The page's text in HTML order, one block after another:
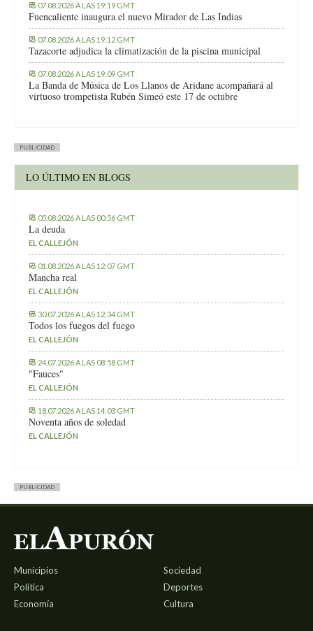
07.08.2026 A LAS 19:19 GMT
Fuencaliente inaugura el nuevo Mirador de Las Indias
07.08.2026 A LAS 19:12 GMT
Tazacorte adjudica la climatización de la piscina municipal
07.08.2026 A LAS 19:09 GMT
La Banda de Música de Los Llanos de Aridane acompañará al
virtuoso trompetista Rubén Simeó este 17 de octubre
PUBLICIDAD
LO ÚLTIMO EN BLOGS
05.08.2026 A LAS 00:56 GMT
La deuda
EL CALLEJÓN
01.08.2026 A LAS 12:07 GMT
Mancha real
EL CALLEJÓN
30.07.2026 A LAS 12:34 GMT
Todos los fuegos del fuego
EL CALLEJÓN
24.07.2026 A LAS 08:58 GMT
"Fauces"
EL CALLEJÓN
18.07.2026 A LAS 14:03 GMT
Noventa años de soledad
EL CALLEJÓN
PUBLICIDAD
Municipios
Política
Economía
Sociedad
Deportes
Cultura